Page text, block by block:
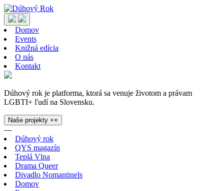
Domov
Events
Knižná edícia
O nás
Kontakt
Dúhový rok je platforma, ktorá sa venuje životom a právam
LGBTI+ ľudí na Slovensku.
Naše projekty +×
—
Dúhový rok
QYS magazín
Teplá Vlna
Drama Queer
Divadlo Nomantinels
Domov